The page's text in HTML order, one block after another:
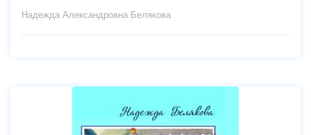
Надежда Александровна Белякова